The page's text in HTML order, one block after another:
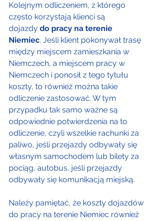
Kolejnym odliczeniem, z którego
często korzystają klienci są
dojazdy do pracy na terenie
Niemiec. Jeśli klient pokonywał trasę
między miejscem zamieszkania w
Niemczech, a miejscem pracy w
Niemczech i ponosił z tego tytułu
koszty, to również można takie
odliczenie zastosować. W tym
przypadku tak samo ważne są
odpowiednie potwierdzenia na to
odliczenie, czyli wszelkie rachunki za
paliwo, jeśli przejazdy odbywały się
własnym samochodem lub bilety za
pociąg, autobus, jeśli przejazdy
odbywały się komunikacją miejską.
Należy pamiętać, że koszty dojazdów
do pracy na terenie Niemiec również